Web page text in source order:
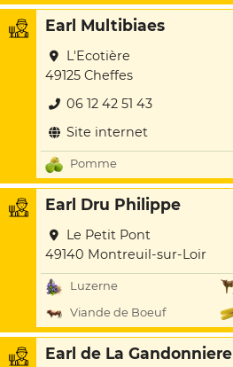
Earl Multibiaes
L'Ecotière
49125 Cheffes
06 12 42 51 43
Site internet
Pomme
Earl Dru Philippe
Le Petit Pont
49140 Montreuil-sur-Loir
Luzerne
Viande de Boeuf
Earl de La Gandonniere